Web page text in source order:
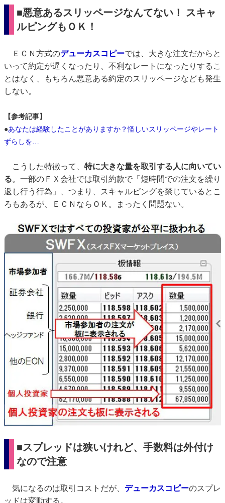
■悪意あるスリッページなんてない！ スキャ
ルピングもＯＫ！
ＥＣＮ方式のデューカスコピーでは、大きな注文だからと
いって約定が遅くなったり、不利なレートになったりするこ
とはなく、もちろん悪意ある約定のスリッページなども発生
しない。
【参考記事】
●あなたは経験したことがありますか？怪しいスリッページやレート
ずらしを…
こうした特徴って、 特に大きな量を取引する人に向いてい
る。一部のＦＸ会社では取引約款で「短時間での注文を繰り
返し行う行為」、つまり、スキャルピングを禁じているとこ
ろもあるが、ＥＣＮならＯＫ。まったく問題ない。
■スプレッドは狭いけれど、手数料は外付け
なので注意
気になるのは取引コストだが、 デューカスコピーのスプレ
ッドは変動する。